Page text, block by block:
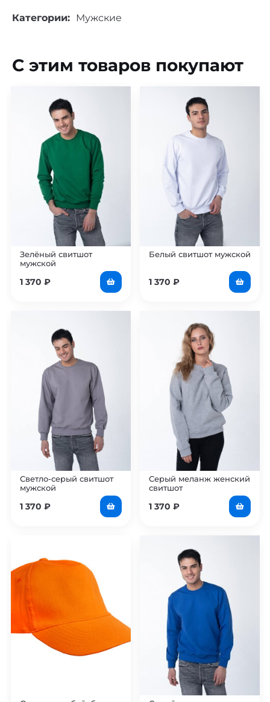
Категории: Мужские
С этим товаров покупают
Зелёный свитшот
мужской
1 370 ₽
Белый свитшот мужской
1 370 ₽
Светло-серый свитшот
мужской
1 370 ₽
Серый меланж женский
свитшот
1 370 ₽